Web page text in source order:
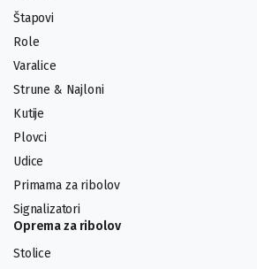
Štapovi
Role
Varalice
Strune & Najloni
Kutije
Plovci
Udice
Primama za ribolov
Signalizatori
Oprema za ribolov
Stolice